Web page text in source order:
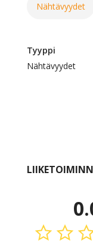
Nähtävyydet
Tyyppi
Nähtävyydet